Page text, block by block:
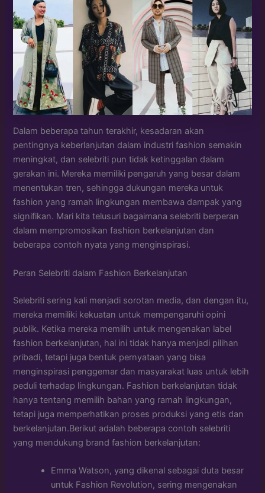
Dalam beberapa tahun terakhir, kesadaran akan
pentingnya keberlanjutan dalam industri fashion semakin
meningkat, dan selebriti pun tidak ketinggalan dalam
gerakan ini. Mereka memiliki pengaruh yang besar dalam
menentukan tren, sehingga dukungan mereka untuk
fashion yang ramah lingkungan membawa dampak yang
signifikan. Mari kita telusuri bagaimana selebriti berperan
dalam mempromosikan fashion berkelanjutan dan
beberapa contoh nyata yang menginspirasi.
Peran Selebriti dalam Fashion Berkelanjutan
Selebriti sering kali menjadi sorotan media, dan dengan itu,
mereka memiliki kekuatan untuk mempengaruhi opini
publik. Ketika mereka memilih untuk mengenakan label
fashion berkelanjutan, hal ini tidak hanya menjadi pilihan
pribadi, tetapi juga bentuk pernyataan yang bisa
menginspirasi penggemar dan masyarakat luas untuk lebih
peduli terhadap lingkungan. Fashion berkelanjutan tidak
hanya tentang memilih bahan yang ramah lingkungan,
tetapi juga memperhatikan proses produksi yang etis dan
berkelanjutan.Berikut adalah beberapa contoh selebriti
yang mendukung brand fashion berkelanjutan:
Emma Watson, yang dikenal sebagai duta besar
untuk Fashion Revolution, sering mengenakan